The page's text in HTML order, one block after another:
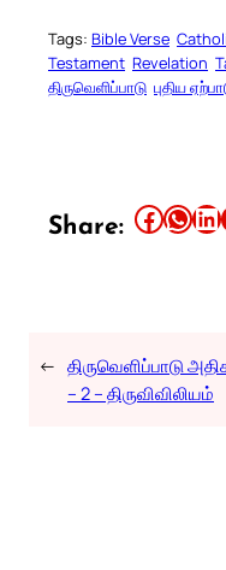
Tags: Bible Verse
Testament Revelation
திருவெளிப்பாடு புதிய
Share: Share this article on Facebook Share this article on WhatsApp Share this article on LinkedIn
← திருவெளிப்பாடு
– 2 – திருவிவிலியம்